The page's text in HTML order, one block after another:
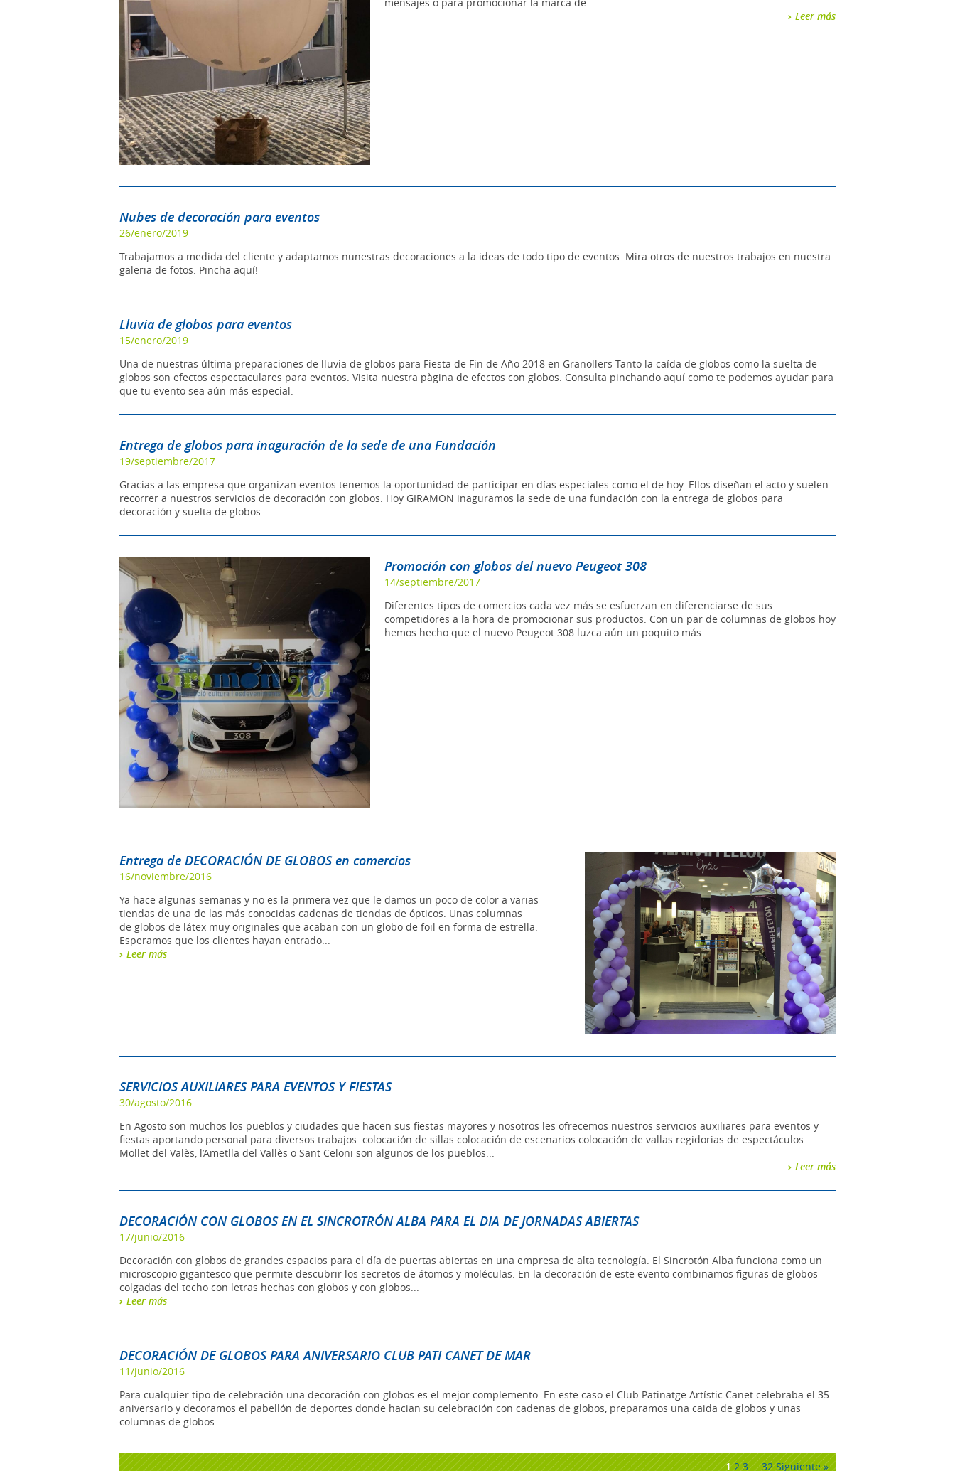
Leer más
Nubes de decoración para eventos
26/enero/2019
Trabajamos a medida del cliente y adaptamos nunestras decoraciones a la ideas de todo tipo de eventos. Mira otros de nuestros trabajos en nuestra
galeria de fotos. Pincha aquí!
Lluvia de globos para eventos
15/enero/2019
Una de nuestras última preparaciones de lluvia de globos para Fiesta de Fin de Año 2018 en Granollers Tanto la caída de globos como la suelta de
globos son efectos espectaculares para eventos. Visita nuestra pàgina de efectos con globos. Consulta pinchando aquí como te podemos ayudar para
que tu evento sea aún más especial.
Entrega de globos para inaguración de la sede de una Fundación
19/septiembre/2017
Gracias a las empresa que organizan eventos tenemos la oportunidad de participar en días especiales como el de hoy. Ellos diseñan el acto y suelen
recorrer a nuestros servicios de decoración con globos. Hoy GIRAMON inaguramos la sede de una fundación con la entrega de globos para
decoración y suelta de globos.
Promoción con globos del nuevo Peugeot 308
14/septiembre/2017
Diferentes tipos de comercios cada vez más se esfuerzan en diferenciarse de sus
competidores a la hora de promocionar sus productos. Con un par de columnas de globos hoy
hemos hecho que el nuevo Peugeot 308 luzca aún un poquito más.
Entrega de DECORACIÓN DE GLOBOS en comercios
16/noviembre/2016
Ya hace algunas semanas y no es la primera vez que le damos un poco de color a varias
tiendas de una de las más conocidas cadenas de tiendas de ópticos. Unas columnas
de globos de látex muy originales que acaban con un globo de foil en forma de estrella.
Esperamos que los clientes hayan entrado...
Leer más
SERVICIOS AUXILIARES PARA EVENTOS Y FIESTAS
30/agosto/2016
En Agosto son muchos los pueblos y ciudades que hacen sus fiestas mayores y nosotros les ofrecemos nuestros servicios auxiliares para eventos y
fiestas aportando personal para diversos trabajos. colocación de sillas colocación de escenarios colocación de vallas regidorias de espectáculos
Mollet del Valès, l’Ametlla del Vallès o Sant Celoni son algunos de los pueblos...
Leer más
DECORACIÓN CON GLOBOS EN EL SINCROTRÓN ALBA PARA EL DIA DE JORNADAS ABIERTAS
17/junio/2016
Decoración con globos de grandes espacios para el día de puertas abiertas en una empresa de alta tecnología. El Sincrotón Alba funciona como un
microscopio gigantesco que permite descubrir los secretos de átomos y moléculas. En la decoración de este evento combinamos figuras de globos
colgadas del techo con letras hechas con globos y con globos...
Leer más
DECORACIÓN DE GLOBOS PARA ANIVERSARIO CLUB PATI CANET DE MAR
11/junio/2016
Para cualquier tipo de celebración una decoración con globos es el mejor complemento. En este caso el Club Patinatge Artístic Canet celebraba el 35
aniversario y decoramos el pabellón de deportes donde hacian su celebración con cadenas de globos, preparamos una caida de globos y unas
columnas de globos.
1 2 3 … 32 Siguiente »